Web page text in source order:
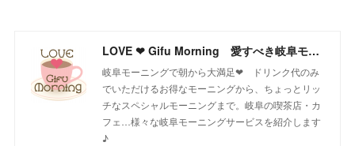
LOVE ❤ Gifu Morning 愛すべき岐阜モーニング♪
岐阜モーニングで朝から大満足❤ ドリンク代のみ
でいただけるお得なモーニングから、ちょっとリッ
チなスペシャルモーニングまで。岐阜の喫茶店・カ
フェ…様々な岐阜モーニングサービスを紹介します
♪